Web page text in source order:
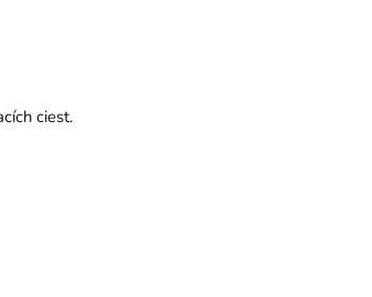
ciest.